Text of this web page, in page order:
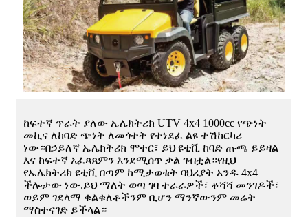
ከፍተኛ ጥራት ያለው ኤሌክትሪክ UTV 4x4 1000cc የጭነት
መኪና ለከባድ ጭነት ለመጎተት የተነደፈ ልዩ ተሽከርካሪ
ነው።በኃይለኛ ኤሌክትሪክ ሞተር፣ ይህ ዩቲቪ ከባድ ጡጫ ይይዛል
እና ከፍተኛ አፈጻጸምን እንደሚሰጥ ቃል ገብቷል።የዚህ
የኤሌክትሪክ ዩቲቪ በጣም ከሚታወቁት ባህሪያት አንዱ 4x4
ችሎታው ነው.ይህ ማለት ወጣ ገባ ተራራዎች፣ ቆሻሻ መንገዶች፣
ወይም ገደላማ ቁልቁለቶችንም ቢሆን ማንኛውንም መሬት
ማስተናገድ ይችላል።